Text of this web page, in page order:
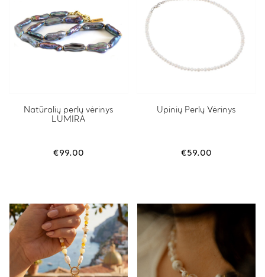
Natūralių perlų vėrinys
LUMIRA
€99.00
Upinių Perlų Vėrinys
€59.00